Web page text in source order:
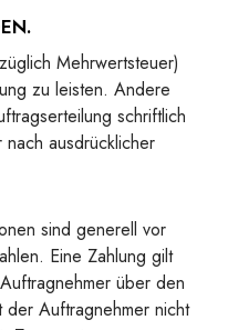
Mehrwertsteuer)
zu leisten. Andere
schriftlich
ausdrücklicher
sind generell vor
Eine Zahlung gilt
über den
Auftragnehmer nicht